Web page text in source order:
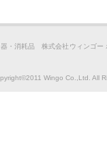
・消耗品 株式会社ウィンゴー
Wingo Co.,Ltd. All